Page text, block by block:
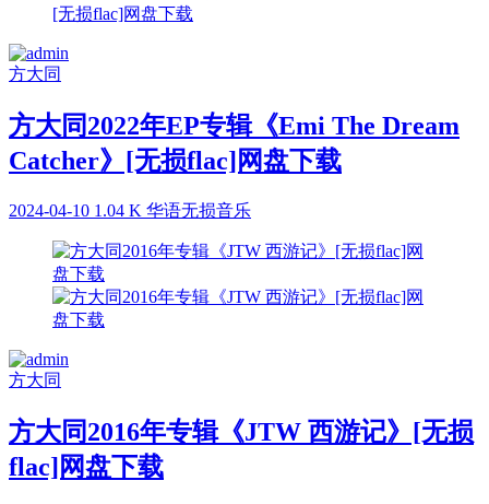
方大同
方大同2022年EP专辑《Emi The Dream
Catcher》[无损flac]网盘下载
2024-04-10 1.04 K 华语无损音乐
方大同
方大同2016年专辑《JTW 西游记》[无损
flac]网盘下载